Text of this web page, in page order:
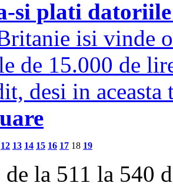
si plati
isi vinde
de 15.000 de
desi in
12 13 14 15 16 17 18 19
de la 511 la 540